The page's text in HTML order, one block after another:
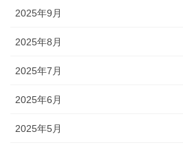
2025年9月
2025年8月
2025年7月
2025年6月
2025年5月